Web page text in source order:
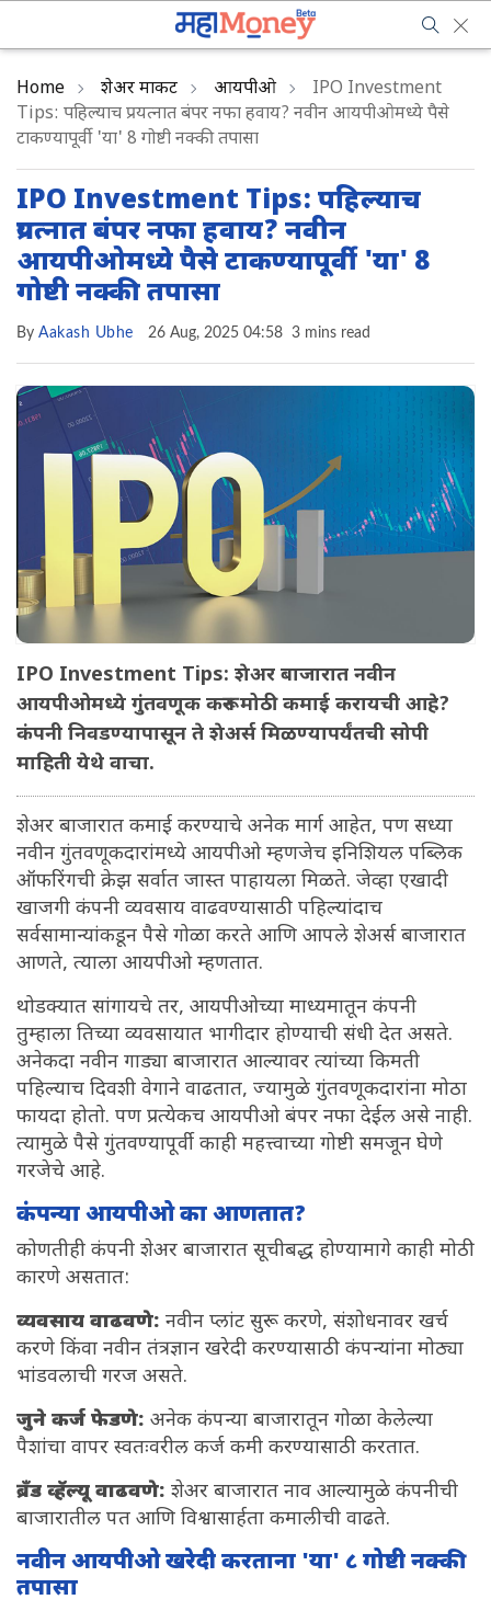
Home शेअर मार्केट आयपीओ
IPO Investment
Tips: पहिल्याच प्रयत्नात बंपर नफा हवाय? नवीन आयपीओमध्ये पैसे
टाकण्यापूर्वी 'या' 8 गोष्टी नक्की तपासा
IPO Investment Tips: पहिल्याच
प्रयत्नात बंपर नफा हवाय? नवीन
आयपीओमध्ये पैसे टाकण्यापूर्वी 'या' 8
गोष्टी नक्की तपासा
By Aakash Ubhe 26 Aug, 2025 04:58 3 mins read
IPO Investment Tips: शेअर बाजारात नवीन
आयपीओमध्ये गुंतवणूक करून मोठी कमाई करायची आहे?
कंपनी निवडण्यापासून ते शेअर्स मिळण्यापर्यंतची सोपी
माहिती येथे वाचा.
शेअर बाजारात कमाई करण्याचे अनेक मार्ग आहेत, पण सध्या
नवीन गुंतवणूकदारांमध्ये आयपीओ म्हणजेच इनिशियल पब्लिक
ऑफरिंगची क्रेझ सर्वात जास्त पाहायला मिळते. जेव्हा एखादी
खाजगी कंपनी व्यवसाय वाढवण्यासाठी पहिल्यांदाच
सर्वसामान्यांकडून पैसे गोळा करते आणि आपले शेअर्स बाजारात
आणते, त्याला आयपीओ म्हणतात.
थोडक्यात सांगायचे तर, आयपीओच्या माध्यमातून कंपनी
तुम्हाला तिच्या व्यवसायात भागीदार होण्याची संधी देत असते.
अनेकदा नवीन गाड्या बाजारात आल्यावर त्यांच्या किमती
पहिल्याच दिवशी वेगाने वाढतात, ज्यामुळे गुंतवणूकदारांना मोठा
फायदा होतो. पण प्रत्येकच आयपीओ बंपर नफा देईल असे नाही.
त्यामुळे पैसे गुंतवण्यापूर्वी काही महत्त्वाच्या गोष्टी समजून घेणे
गरजेचे आहे.
कंपन्या आयपीओ का आणतात?
कोणतीही कंपनी शेअर बाजारात सूचीबद्ध होण्यामागे काही मोठी
कारणे असतात:
व्यवसाय वाढवणे: नवीन प्लांट सुरू करणे, संशोधनावर खर्च
करणे किंवा नवीन तंत्रज्ञान खरेदी करण्यासाठी कंपन्यांना मोठ्या
भांडवलाची गरज असते.
जुने कर्ज फेडणे: अनेक कंपन्या बाजारातून गोळा केलेल्या
पैशांचा वापर स्वतःवरील कर्ज कमी करण्यासाठी करतात.
ब्रँड व्हॅल्यू वाढवणे: शेअर बाजारात नाव आल्यामुळे कंपनीची
बाजारातील पत आणि विश्वासार्हता कमालीची वाढते.
नवीन आयपीओ खरेदी करताना 'या' ८ गोष्टी नक्की
तपासा